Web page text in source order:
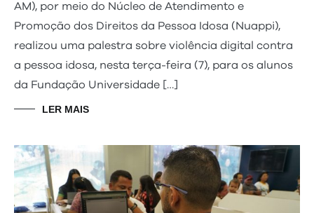
AM), por meio do Núcleo de Atendimento e
Promoção dos Direitos da Pessoa Idosa (Nuappi),
realizou uma palestra sobre violência digital contra
a pessoa idosa, nesta terça-feira (7), para os alunos
da Fundação Universidade […]
LER MAIS